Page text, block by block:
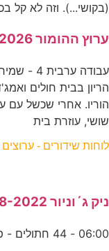
(בקושי...). וזה לא קל
ערוץ ההומור 06-08-2026
הריון בבית חולים
הוריו. אחרי שכשל עם
שושי, עוזרת בית
לוחות שידורים -
ניק ג´וניור 27-08-2022
06:00 - 44 חתולים - פרק 15 06:12 - 44 חתולים - פרק